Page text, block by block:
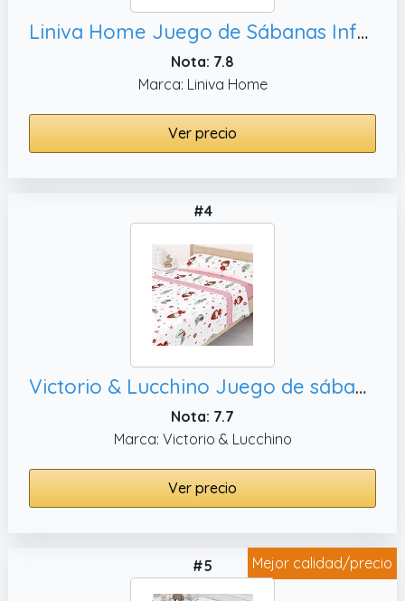
Liniva Home Juego de Sábanas Infantiles Algodón/Poliéster (Bosque, 90 cm)
Nota: 7.8
Marca: Liniva Home
Ver precio
#4
Victorio & Lucchino Juego de sábanas Infantiles Coralina, 90 cm)
Nota: 7.7
Marca: Victorio & Lucchino
Ver precio
Mejor calidad/precio
#5